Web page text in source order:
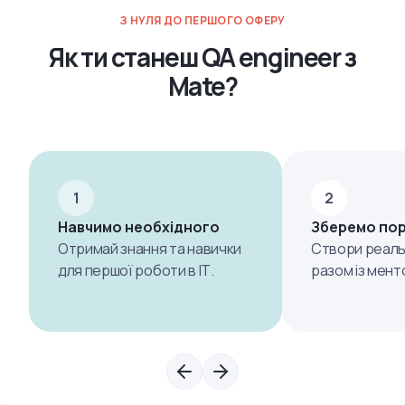
З НУЛЯ ДО ПЕРШОГО ОФЕРУ
Як ти станеш QA engineer з
Mate?
1
Навчимо необхідного
Отримай знання та навички
для першої роботи в ІТ.
2
Зберемо
Створи
разом із